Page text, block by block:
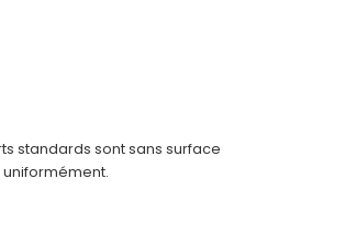
standards sont sans surface